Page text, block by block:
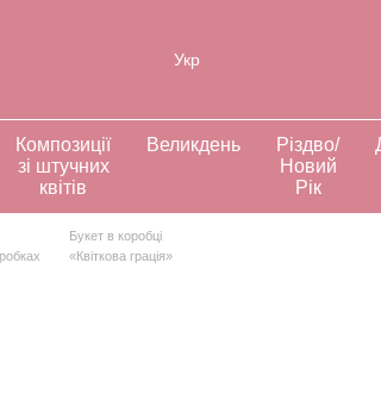
Укр
Композиції
зі штучних
квітів
Великдень
Різдво/
Новий
Рік
Букет в коробці
«Квіткова грація»